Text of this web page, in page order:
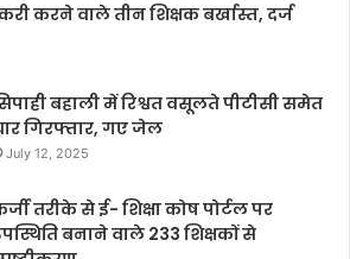
करने वाले तीन शिक्षक बर्खास्त, दर्ज
बहाली में रिश्वत वसूलते पीटीसी समेत
गिरफ्तार, गए जेल
July 12, 2025
तरीके से ई- शिक्षा कोष पोर्टल पर
बनाने वाले 233 शिक्षकों से